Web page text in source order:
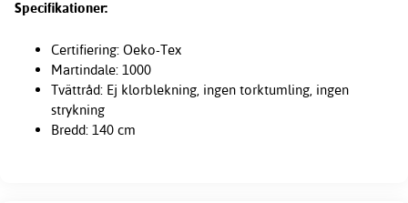
Specifikationer:
Certifiering: Oeko-Tex
Martindale: 1000
Tvättråd: Ej klorblekning, ingen torktumling, ingen
strykning
Bredd: 140 cm